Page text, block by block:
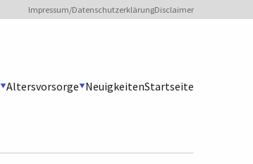
Sekundärmenü
Impressum/DatenschutzerklärungDisclaimer
Altersvorsorge NeuigkeitenStartseite